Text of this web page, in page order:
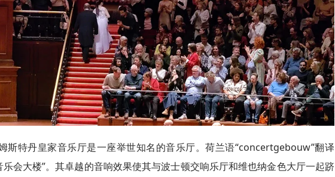
斯特丹皇家音乐厅是一座举世知名的音乐厅。荷兰语“concertgebouw”翻译
乐会大楼”。其卓越的音响效果使其与波士顿交响乐厅和维也纳金色大厅一起跻